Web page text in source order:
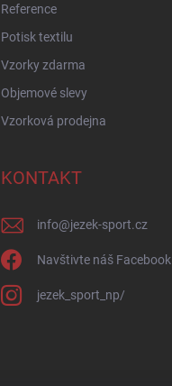
Reference
Potisk textilu
Vzorky zdarma
Objemové slevy
Vzorková prodejna
KONTAKT
info@jezek-sport.cz
Navštivte náš Facebook
jezek_sport_np/